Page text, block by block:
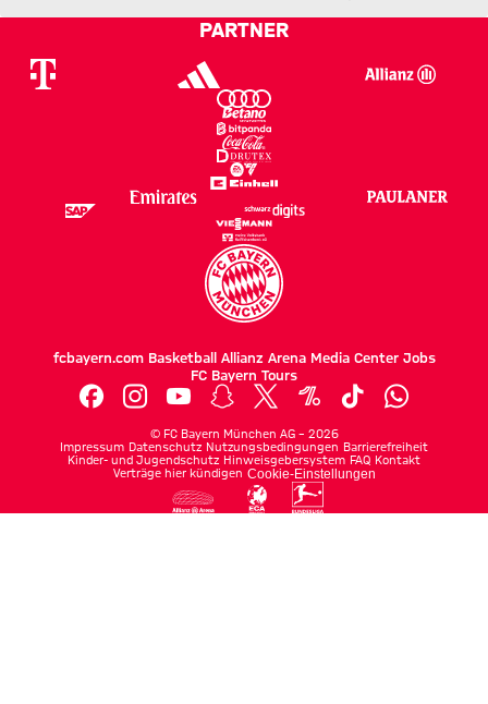
Zum Spielbericht
PARTNER
fcbayern.com Basketball Allianz Arena Media Center Jobs
FC Bayern Tours
© FC Bayern München AG – 2026
Impressum Datenschutz Nutzungsbedingungen Barrierefreiheit
Kinder- und Jugendschutz Hinweisgebersystem FAQ Kontakt
Verträge hier kündigen Cookie-Einstellungen